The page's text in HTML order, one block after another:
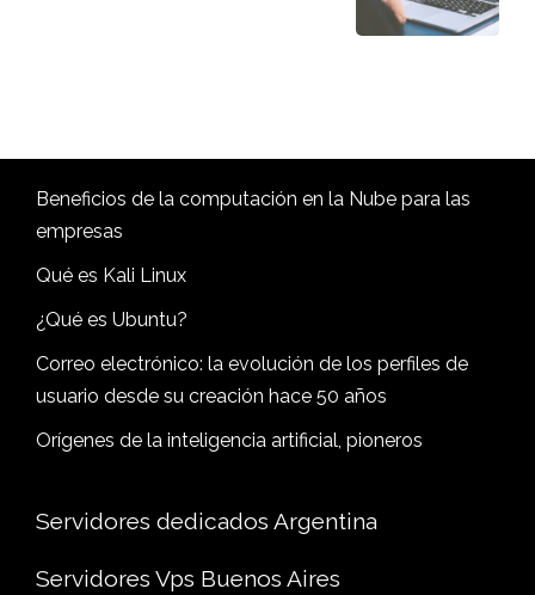
Beneficios de la computación en la Nube para las
empresas
Qué es Kali Linux
¿Qué es Ubuntu?
Correo electrónico: la evolución de los perfiles de
usuario desde su creación hace 50 años
Orígenes de la inteligencia artificial, pioneros
Servidores dedicados Argentina
Servidores Vps Buenos Aires